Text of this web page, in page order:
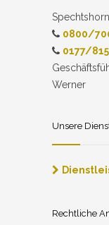
0800/
0177/
Werner
Unsere
Rechtliche